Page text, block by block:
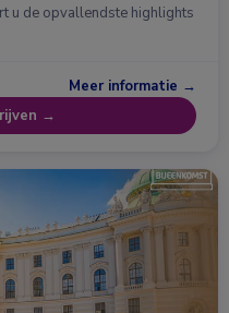
u de opvallendste highlights
Meer informatie →
→